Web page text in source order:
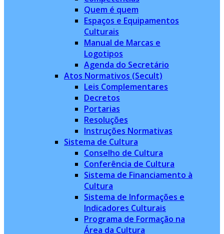
Quem é quem
Espaços e Equipamentos
Culturais
Manual de Marcas e
Logotipos
Agenda do Secretário
Atos Normativos (Secult)
Leis Complementares
Decretos
Portarias
Resoluções
Instruções Normativas
Sistema de Cultura
Conselho de Cultura
Conferência de Cultura
Sistema de Financiamento à
Cultura
Sistema de Informações e
Indicadores Culturais
Programa de Formação na
Área da Cultura